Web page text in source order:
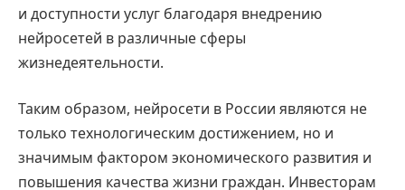
и доступности услуг благодаря внедрению
нейросетей в различные сферы
жизнедеятельности.
Таким образом, нейросети в России являются не
только технологическим достижением, но и
значимым фактором экономического развития и
повышения качества жизни граждан. Инвесторам